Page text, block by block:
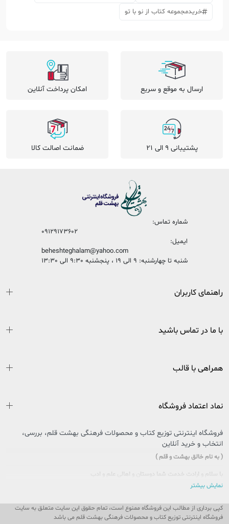
خریدمجموعه کتاب از نو با تو
ارسال به موقع و سریع امکان پرداخت آنلاین
پشتیبانی 9 الی 21 ضمانت اصالت کالا
شماره تماس:
09129173602
ایمیل:
beheshteghalam@yahoo.com
شنبه تا چهارشنبه: 9 الی 19 ، پنجشنبه 9:30 الی 13:30
راهنمای کاربران
با ما در تماس باشید
همراهی با قالب
نماد اعتماد فروشگاه
فروشگاه اینترنتی توزیع کتاب و محصولات فرهنگی بهشت قلم، بررسی،
انتخاب و خرید آنلاین
( به نام خالق بهشت و قلم )
با سلام و ارادت خدمت شما دوستان و اهالی علم و ادب
خصوص مطالعه و کتابخوانی، پا به عرصه وجود گذاشت تا ذره ای از این بار سنگین فرهنگی
را، با یاری و مساعدت شما، به دوش بکشد و پُلی باشد بین شما و ناشران و مؤلفان محترم
نمایش بیشتر
کپی برداری از مطالب این فروشگاه ممنوع است، تمام حقوق این سایت متعلق به سایت
فروشگاه اینترنتی توزیع کتاب و محصولات فرهنگی بهشت قلم می باشد